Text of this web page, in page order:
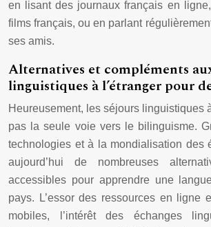
en lisant des journaux français en
films français, ou en parlant
ses amis.
Alternatives et compléments
linguistiques à l’étranger pour
Heureusement, les séjours linguistiques
pas la seule voie vers le bilinguisme.
technologies et à la mondialisation des
aujourd’hui de nombreuses
accessibles pour apprendre une
pays. L’essor des ressources en ligne
mobiles, l’intérêt des échanges